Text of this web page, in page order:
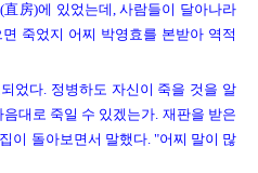
房)에 있었는데, 사람들이 달아나라
죽었지 어찌 박영효를 본받아 역적
었다. 정병하도 자신이 죽을 것을 알
대로 죽일 수 있겠는가. 재판을 받은
이 돌아보면서 말했다. "어찌 말이 많